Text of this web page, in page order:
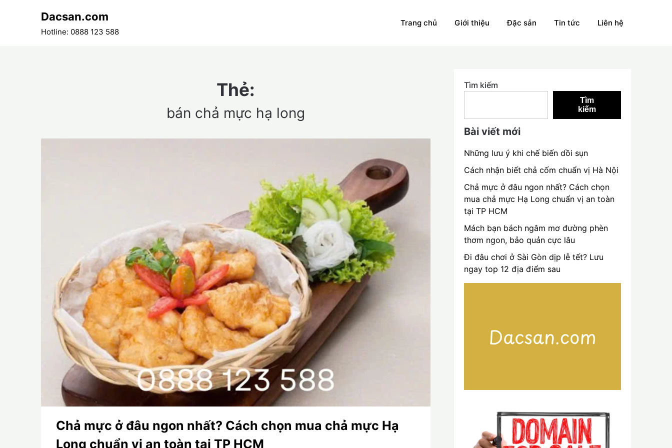
Dacsan.com
Hotline: 0888 123 588
Trang chủ Giới thiệu Đặc sản Tin tức Liên hệ
Thẻ:
bán chả mực hạ long
Chả mực ở đâu ngon nhất? Cách chọn mua chả mực Hạ
Long chuẩn vị an toàn tại TP HCM
Tìm kiếm
Tìm
kiếm
Bài viết mới
Những lưu ý khi chế biến dồi sụn
Cách nhận biết chả cốm chuẩn vị Hà Nội
Chả mực ở đâu ngon nhất? Cách chọn
mua chả mực Hạ Long chuẩn vị an toàn
tại TP HCM
Mách bạn bách ngâm mơ đường phèn
thơm ngon, bảo quản cực lâu
Đi đâu chơi ở Sài Gòn dịp lễ tết? Lưu
ngay top 12 địa điểm sau